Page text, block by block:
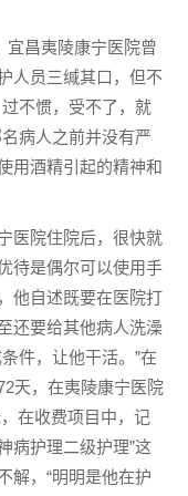
宜昌夷陵康宁医院曾
人员三缄其口，但不
不惯，受不了，就
病人之前并没有严
用酒精引起的精神和
医院住院后，很快就
待是偶尔可以使用手
他自述既要在医院打
还要给其他病人洗澡
件，让他干活。”在
天，在夷陵康宁医院
在收费项目中，记
病护理二级护理”这
解，“明明是他在护